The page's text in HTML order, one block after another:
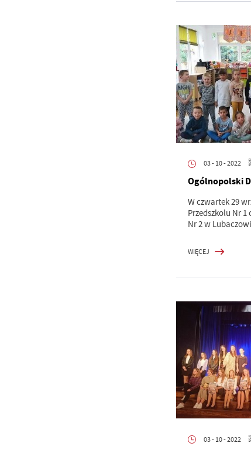
03 - 10 - 2022
Ogólnopolski
W czwartek 29
Przedszkolu Nr
Nr 2 w
WIĘCEJ
03 - 10 - 2022